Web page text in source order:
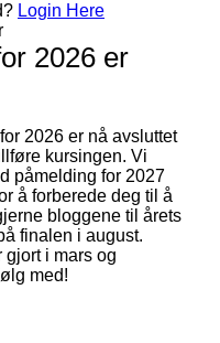
Login Here
2026 er
2026 er nå avsluttet
kursingen. Vi
påmelding for 2027
å forberede deg til å
bloggene til årets
finalen i august.
i mars og
med!